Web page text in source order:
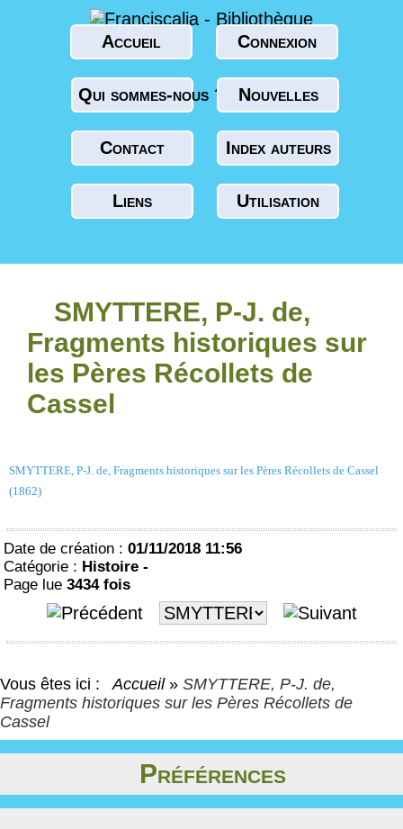
Accueil Connexion
Qui sommes-nous ? Nouvelles
Contact Index auteurs
Liens Utilisation
SMYTTERE, P-J. de,
Fragments historiques sur
les Pères Récollets de
Cassel
SMYTTERE, P-J. de, Fragments historiques sur les Pères Récollets de Cassel
(1862)
Date de création : 01/11/2018 11:56
Catégorie : Histoire -
Page lue 3434 fois
Vous êtes ici : Accueil » SMYTTERE, P-J. de,
Fragments historiques sur les Pères Récollets de
Cassel
Préférences